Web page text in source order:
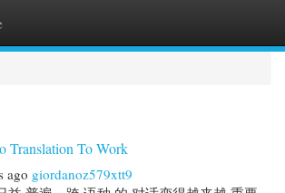
Translation To Work
ago giordanoz579xtt9